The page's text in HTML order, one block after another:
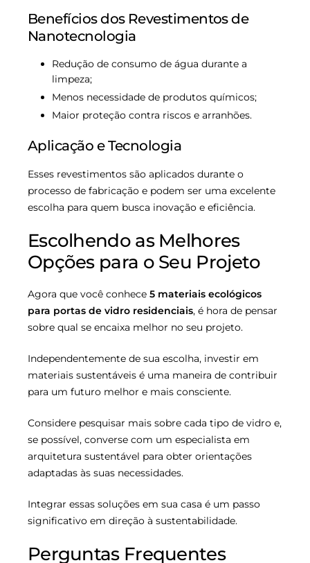
Benefícios dos Revestimentos de
Nanotecnologia
Redução de consumo de água durante a
limpeza;
Menos necessidade de produtos químicos;
Maior proteção contra riscos e arranhões.
Aplicação e Tecnologia
Esses revestimentos são aplicados durante o
processo de fabricação e podem ser uma excelente
escolha para quem busca inovação e eficiência.
Escolhendo as Melhores
Opções para o Seu Projeto
Agora que você conhece 5 materiais ecológicos
para portas de vidro residenciais, é hora de pensar
sobre qual se encaixa melhor no seu projeto.
Independentemente de sua escolha, investir em
materiais sustentáveis é uma maneira de contribuir
para um futuro melhor e mais consciente.
Considere pesquisar mais sobre cada tipo de vidro e,
se possível, converse com um especialista em
arquitetura sustentável para obter orientações
adaptadas às suas necessidades.
Integrar essas soluções em sua casa é um passo
significativo em direção à sustentabilidade.
Perguntas Frequentes